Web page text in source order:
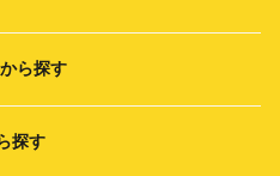
ら探す
探す